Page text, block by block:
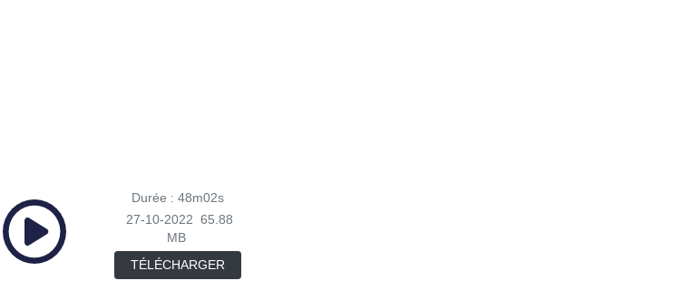
Durée : 48m02s
27-10-2022
65.88
MB
TÉLÉCHARGER